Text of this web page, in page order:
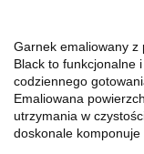
Garnek emaliowany z
Black to funkcjonalne
codziennego
Emaliowana
utrzymania w
doskonale komponuje